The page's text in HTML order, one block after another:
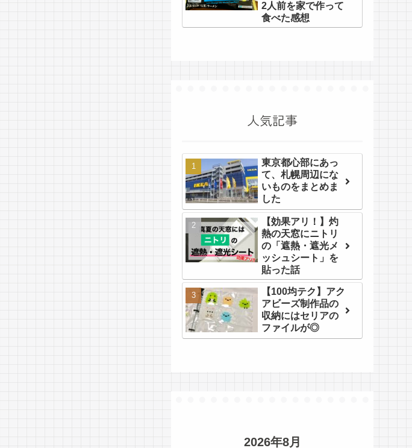
2人前を家で作って
食べた感想
人気記事
東京都心部にあっ
て、札幌周辺にな
いものをまとめま
した
【効果アリ！】灼
熱の天窓にニトリ
の「遮熱・遮光メ
ッシュシート」を
貼った話
【100均テク】アク
アビーズ制作品の
収納にはセリアの
ファイルが◎
2026年8月